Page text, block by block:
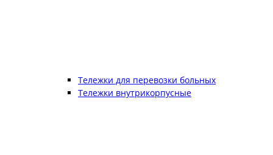
Тележки для перевозки больных
Тележки внутрикорпусные